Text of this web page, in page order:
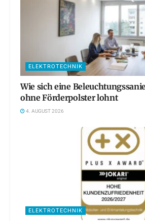
ELEKTROTECHNIK
Wie sich eine
ohne Förderpolster lohnt
4. AUGUST 2026
ELEKTROTECHNIK